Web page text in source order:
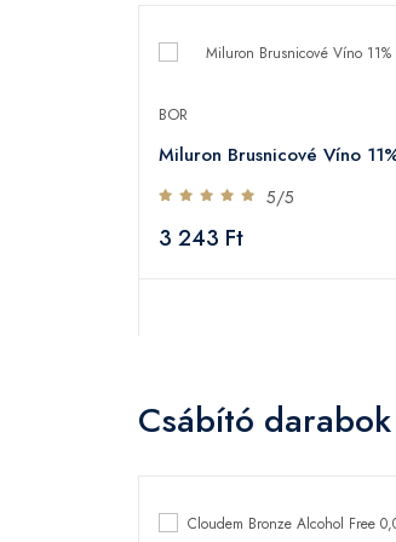
BOR
Miluron Brusnicové Víno
5/5
3 243 Ft
Csábító